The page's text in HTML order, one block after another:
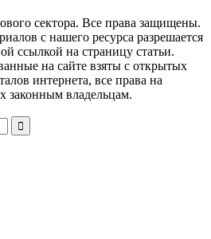
сектора. Все права защищены.
с нашего ресурса разрешается
ссылкой на страницу статьи.
на сайте взяты с открытых
интернета, все права на
законным владельцам.